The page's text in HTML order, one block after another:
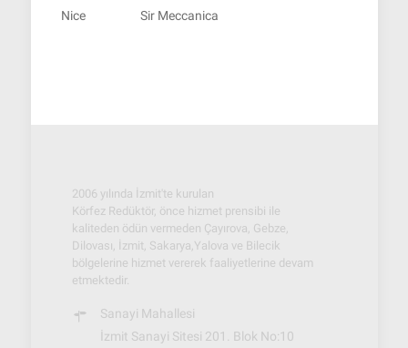
Nice Sir Meccanica
2006 yılında İzmit'te kurulan
Körfez Redüktör, önce hizmet prensibi ile
kaliteden ödün vermeden Çayırova, Gebze,
Dilovası, İzmit, Sakarya,Yalova ve Bilecik
bölgelerine hizmet vererek faaliyetlerine devam
etmektedir.
Sanayi Mahallesi
İzmit Sanayi Sitesi 201. Blok No:10